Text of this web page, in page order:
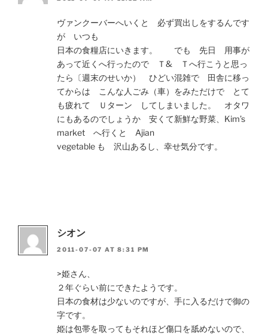
ヴァンクーバーへいくと 必ず買出しをするんです
が いつも
日本の食糧店にいきます。 でも 先日 用事が
あって近くへ行ったので Ｔ& Ｔへ行こうと思っ
たら〔週末のせいか） ひどい混雑で 田舎に移っ
てからは こんな人ごみ（車）をみただけで とて
も疲れて Ｕターン してしまいました。 オタワ
にもあるのでしょうか 安くて新鮮な野菜、Kim’s
market へ行くと Ajian
vegetable も 沢山あるし、幸せ気分です。
シオン
2011-07-07 AT 8:31 PM
>姫さん、
２年ぐらい前にできたようです。
日本の食材は少ないのですが、手に入るだけで御の
字です。
姫は包帯を取ってもそれほど傷口を舐めないので、